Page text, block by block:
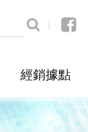
經銷據點